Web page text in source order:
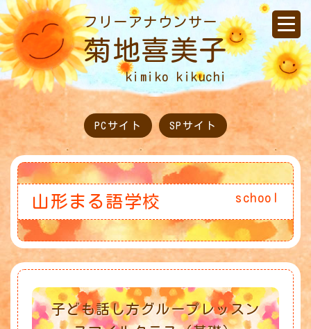
フリーアナウンサー
菊地喜美子
kimiko kikuchi
PCサイト SPサイト
山形まる語学校 school
子ども話し方グループレッスン